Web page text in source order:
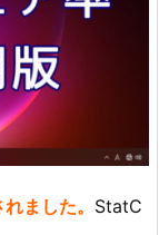
ました。 StatC